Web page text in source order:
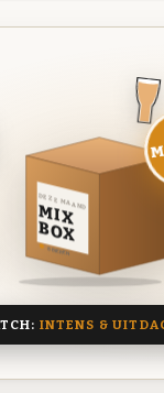
DEZE MAAND
MIX
BOX
8 BIEREN
INTENS &